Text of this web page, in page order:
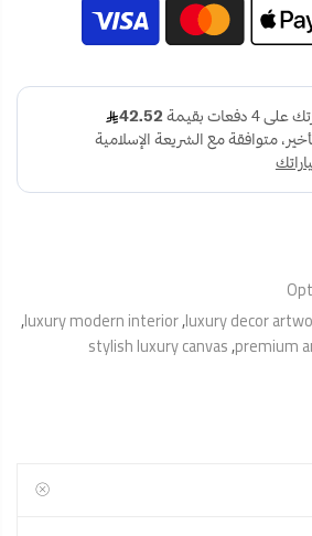
luxury decor
,
luxury modern interior
,
premium
,
stylish luxury canvas